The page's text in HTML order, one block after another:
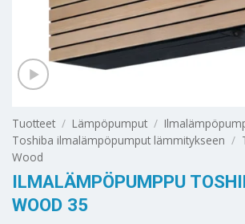
Tuotteet / Lämpöpumput /
Toshiba ilmalämpöpumput lämmitykseen /
Wood
ILMALÄMPÖPUMPPU
WOOD 35